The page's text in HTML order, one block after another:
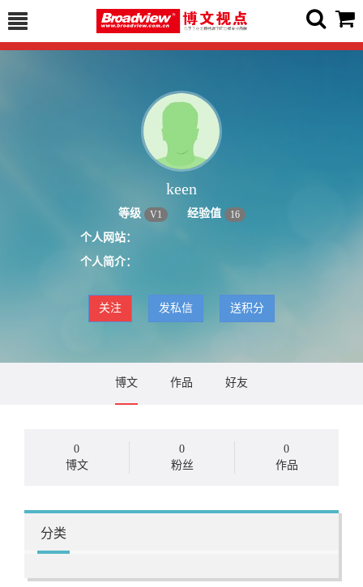
keen
等级 V1 经验值 16
个人网站：
个人简介：
关注 发私信 送积分
博文 作品 好友
0
博文
0
粉丝
0
作品
分类